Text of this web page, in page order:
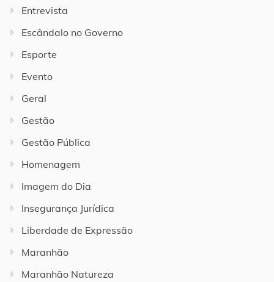
Entrevista
Escândalo no Governo
Esporte
Evento
Geral
Gestão
Gestão Pública
Homenagem
Imagem do Dia
Insegurança Jurídica
Liberdade de Expressão
Maranhão
Maranhão Natureza